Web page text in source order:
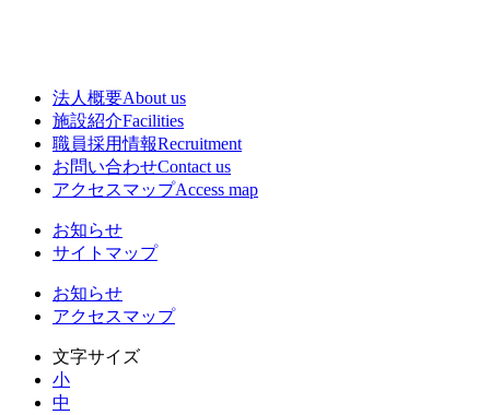
法人概要About us
施設紹介Facilities
職員採用情報Recruitment
お問い合わせContact us
アクセスマップAccess map
お知らせ
サイトマップ
お知らせ
アクセスマップ
文字サイズ
小
中